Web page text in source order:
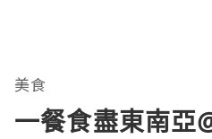
美食
一餐食盡東南亞